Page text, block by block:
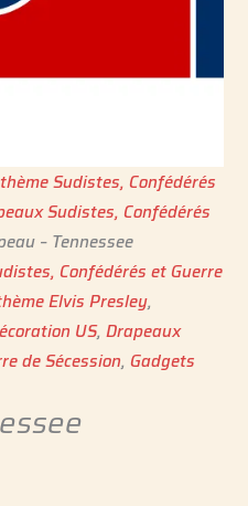
Sudistes, Confédérés
Sudistes, Confédérés
– Tennessee
Confédérés et Guerre
Elvis Presley,
US,Drapeaux
de Sécession,Gadgets